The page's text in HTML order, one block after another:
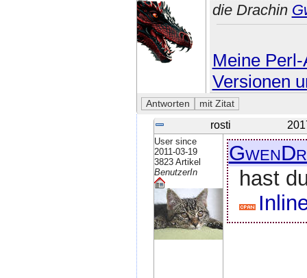
die Drachin
Meine
Versionen
rosti
User since
2011-03-19
3823 Artikel
BenutzerIn
hast